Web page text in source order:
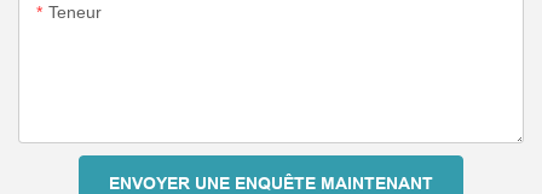
Teneur
ENVOYER UNE ENQUÊTE MAINTENANT